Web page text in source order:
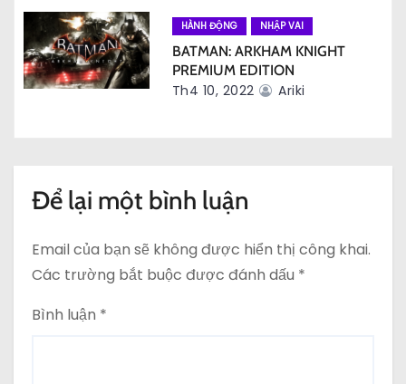
t
HÀNH ĐỘNG NHẬP VAI
BATMAN: ARKHAM KNIGHT
PREMIUM EDITION
Th4 10, 2022 Ariki
Để lại một bình luận
Email của bạn sẽ không được hiển thị công khai.
Các trường bắt buộc được đánh dấu *
Bình luận *